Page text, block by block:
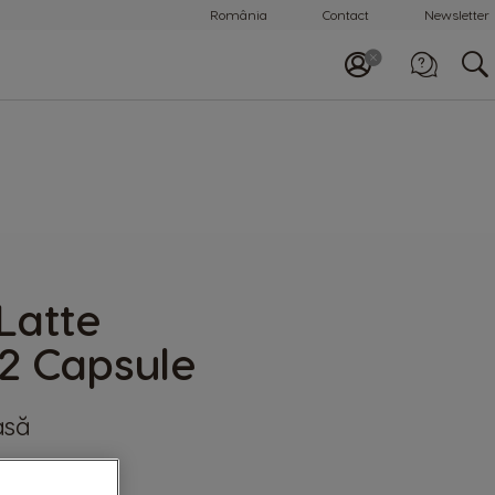
România Contact Newsletter
Capsule